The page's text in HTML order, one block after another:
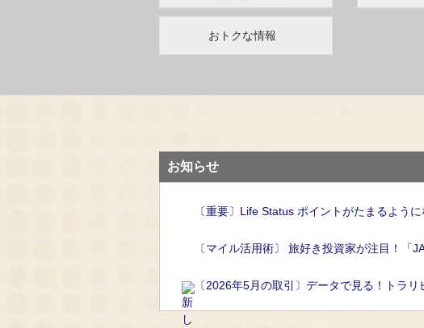
おトクな情報
お知らせ
〔重要〕Life Status ポイントがたまるよう
〔マイル活用術〕 旅好き投資家が注目！「
〔2026年5月の取引〕データで見る！トラ